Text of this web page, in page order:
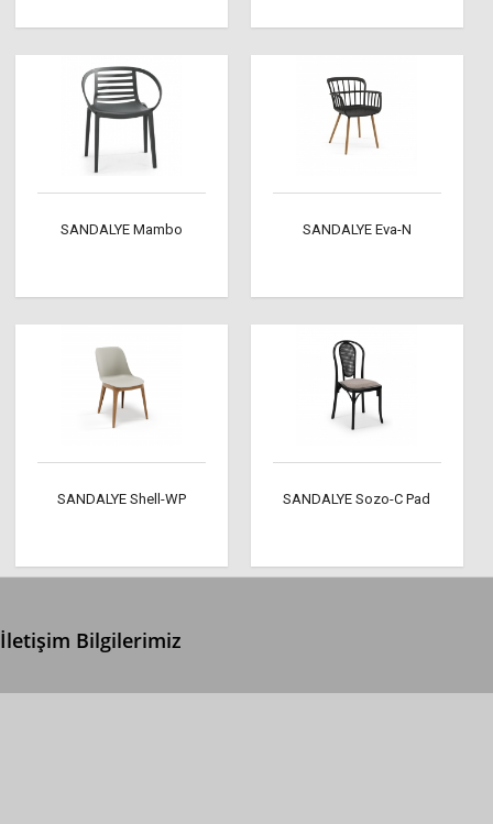
SANDALYE Mambo SANDALYE Eva-N
SANDALYE Shell-WP SANDALYE Sozo-C Pad
İletişim Bilgilerimiz